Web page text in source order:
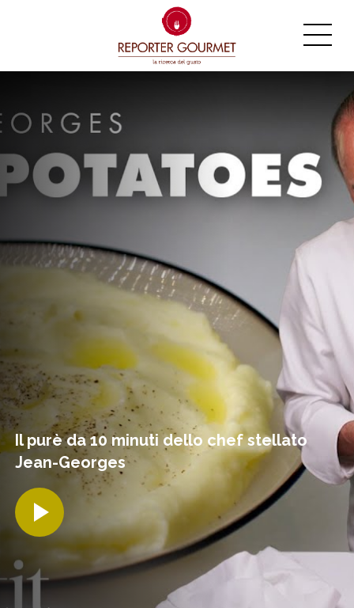
Il purè da 10 minuti dello chef stellato
Jean-Georges